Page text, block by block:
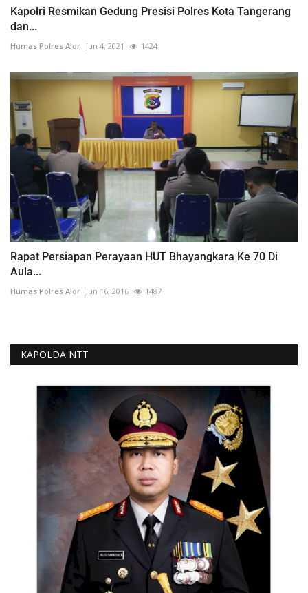
Kapolri Resmikan Gedung Presisi Polres Kota Tangerang
dan...
Humas Polres Alor Jun 4, 2021 1424
Rapat Persiapan Perayaan HUT Bhayangkara Ke 70 Di
Aula...
Humas Polres Alor Jun 16, 2016 1487
KAPOLDA NTT